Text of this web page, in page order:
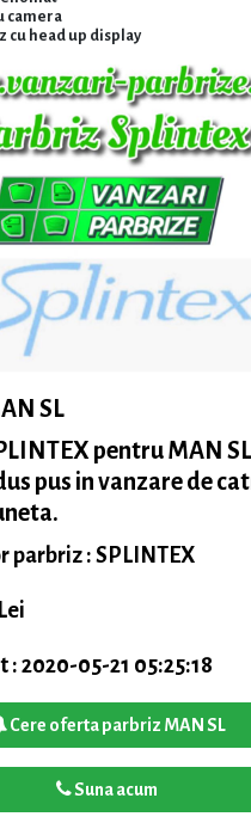
camera
cu head up display
SL
pentru MAN
pus in vanzare de
parbriz : SPLINTEX
: 2020-05-21 05:25:18
Cere oferta parbriz MAN SL
Suna acum